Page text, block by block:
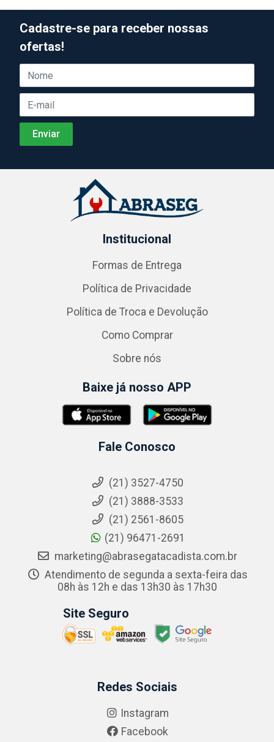
Cadastre-se para receber nossas
ofertas!
Institucional
Formas de Entrega
Política de Privacidade
Política de Troca e Devolução
Como Comprar
Sobre nós
Baixe já nosso APP
Fale Conosco
(21) 3527-4750
(21) 3888-3533
(21) 2561-8605
(21) 96471-2691
marketing@abrasegatacadista.com.br
Atendimento de segunda a sexta-feira das
08h às 12h e das 13h30 às 17h30
Site Seguro
Redes Sociais
Instagram
Facebook